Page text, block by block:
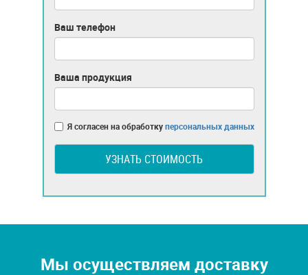
Ваш телефон
Ваша продукция
Я согласен на обработкуперсональных данных
УЗНАТЬ СТОИМОСТЬ
Мы осуществляем доставку